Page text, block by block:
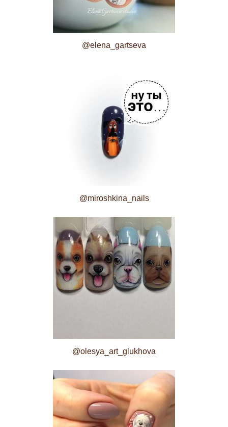
@elena_gartseva
@miroshkina_nails
@olesya_art_glukhova